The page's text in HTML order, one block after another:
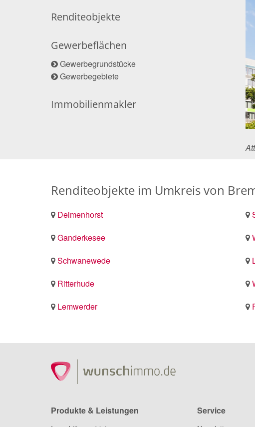
Renditeobjekte
Gewerbeflächen
Gewerbegrundstücke
Gewerbegebiete
Immobilienmakler
Renditeobjekte im Umkreis von
Delmenhorst
Ganderkesee
Schwanewede
Ritterhude
Lemwerder
Produkte & Leistungen Service